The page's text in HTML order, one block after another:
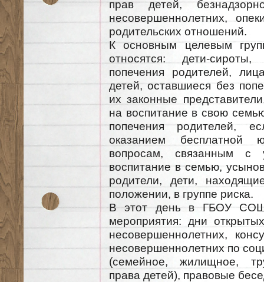
прав детей,
несовершеннолетних,
родительских отношений.
К основным целевым
относятся: дети-
попечения родителей,
детей, оставшиеся без
их законные
на воспитание в свою
попечения родителей,
оказанием бесплатной
вопросам, связанным с
воспитание в семью,
родители, дети,
положении, в группе риска.
В этот день в ГБОУ СОШ
мероприятия: дни
несовершеннолетних,
несовершеннолетних по
(семейное, жилищное,
права детей), правовые